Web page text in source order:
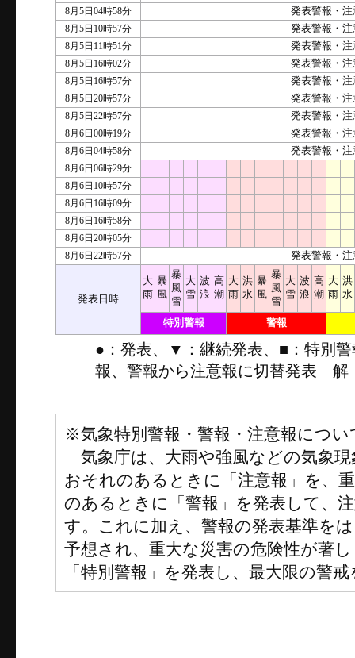
8月5日04時58分
発表警報・
8月5日10時57分
発表警報・
8月5日11時51分
発表警報・
8月5日16時02分
発表警報・
8月5日16時57分
発表警報・
8月5日20時57分
発表警報・
8月5日22時57分
発表警報・
8月6日00時19分
発表警報・
8月6日04時58分
発表警報・
8月6日06時29分
8月6日10時57分
8月6日16時09分
8月6日16時58分
8月6日20時05分
8月6日22時57分
発表警報・
発表日時
大
雨
暴
風
暴
風
雪
大
雪
波
浪
高
潮
大
雨
洪
水
暴
風
暴
風
雪
大
雪
波
浪
高
潮
大
雨
洪
水
特別警報 警報
●：発表、▼：継続発表、■：特別
報、警報から注意報に切替発表 解
※気象特別警報・警報・注意報につい
気象庁は、大雨や強風などの気象
おそれのあるときに「注意報」を、
のあるときに「警報」を発表して、
す。これに加え、警報の発表基準を
予想され、重大な災害の危険性が著
「特別警報」を発表し、最大限の警